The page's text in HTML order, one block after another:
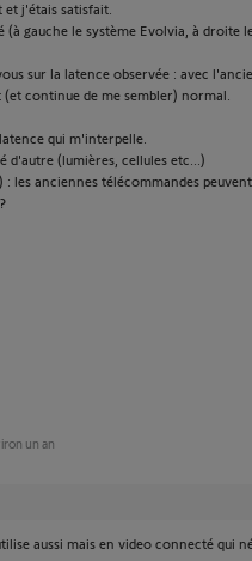
j'étais satisfait.
gauche le système Evolvia, à droite
sur la latence observée : avec
continue de me sembler) normal.
qui m'interpelle.
(lumières, cellules etc...)
les anciennes télécommandes
un an
aussi mais en video connecté qui